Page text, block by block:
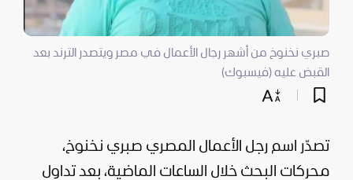
صبري نخنوخ من أشهر رجال الأعمال في مصر ويتصدر الترند بعد
القبض عليه (فيسبوك)
تصدّر اسم رجل الأعمال المصري صبري نخنوخ،
محركات البحث خلال الساعات الماضية، بعد تداول